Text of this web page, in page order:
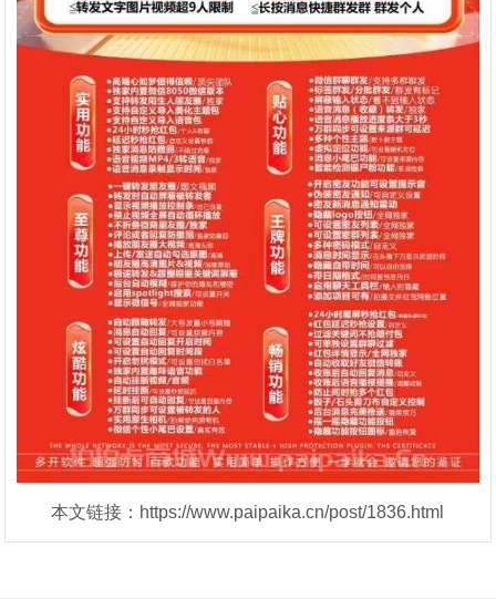
本文链接：https://www.paipaika.cn/post/1836.html